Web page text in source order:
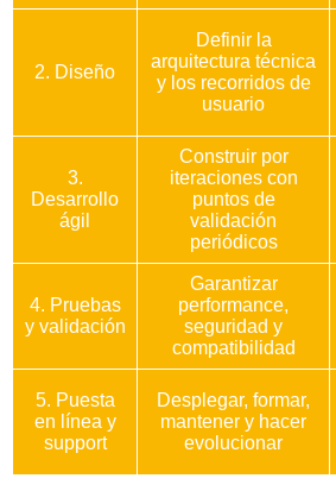
2. Diseño
Definir la
arquitectura técnica
y los recorridos de
usuario
3.
Desarrollo
ágil
Construir por
iteraciones con
puntos de
validación
periódicos
4. Pruebas
y validación
Garantizar
performance,
seguridad y
compatibilidad
5. Puesta
en línea y
support
Desplegar, formar,
mantener y hacer
evolucionar